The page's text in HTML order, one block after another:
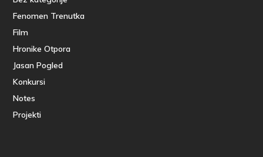
Fenomen Trenutka
Film
Hronike Otpora
Jasan Pogled
Konkursi
Notes
Projekti